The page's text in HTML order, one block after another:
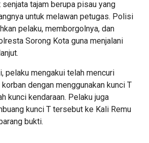
tajam berupa pisau yang
untuk melawan petugas. Polisi
pelaku, memborgolnya, dan
Sorong Kota guna menjalani
pelaku mengakui telah mencuri
dengan menggunakan kunci T
kunci kendaraan. Pelaku juga
kunci T tersebut ke Kali Remu
bukti.